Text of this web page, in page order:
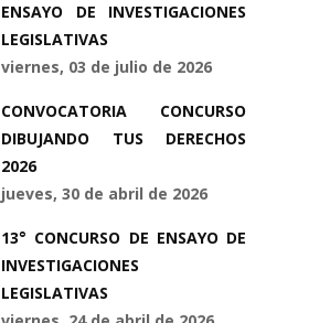
ENSAYO DE INVESTIGACIONES
LEGISLATIVAS
viernes, 03 de julio de 2026
CONVOCATORIA CONCURSO
DIBUJANDO TUS DERECHOS
2026
jueves, 30 de abril de 2026
13° CONCURSO DE ENSAYO DE
INVESTIGACIONES
LEGISLATIVAS